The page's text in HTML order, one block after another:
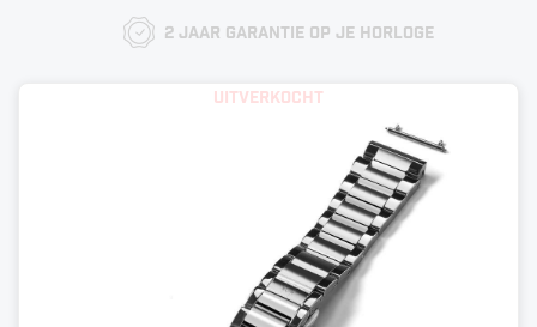
2 jaar garantie op je horloge
Uitverkocht